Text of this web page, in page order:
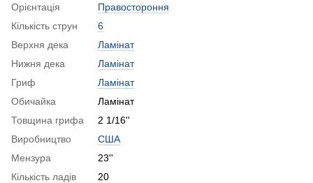
Орієнтація
Правостороння
Кількість струн
6
Верхня дека
Ламінат
Нижня дека
Ламінат
Гриф
Ламінат
Обичайка
Ламінат
Товщина грифа
2 1/16''
Виробництво
США
Мензура
23''
Кількість ладів
20